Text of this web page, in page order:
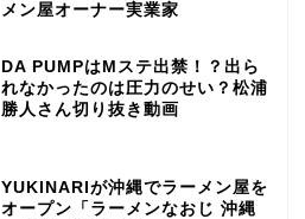
メン屋オーナー実業家
DA PUMPはMステ出禁！？出ら
れなかったのは圧力のせい？松浦
勝人さん切り抜き動画
YUKINARIが沖縄でラーメン屋を
オープン「ラーメンなおじ 沖縄